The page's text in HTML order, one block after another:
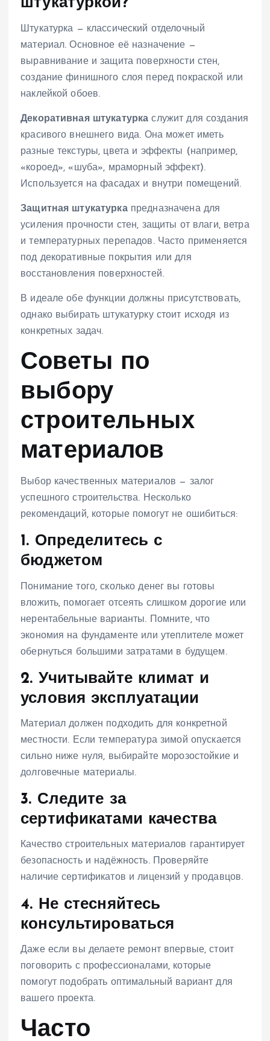
штукатуркой?
Штукатурка — классический отделочный
материал. Основное её назначение —
выравнивание и защита поверхности стен,
создание финишного слоя перед покраской или
наклейкой обоев.
Декоративная штукатурка служит для создания
красивого внешнего вида. Она может иметь
разные текстуры, цвета и эффекты (например,
«короед», «шуба», мраморный эффект).
Используется на фасадах и внутри помещений.
Защитная штукатуркапредназначена для
усиления прочности стен, защиты от влаги, ветра
и температурных перепадов. Часто применяется
под декоративные покрытия или для
восстановления поверхностей.
В идеале обе функции должны присутствовать,
однако выбирать штукатурку стоит исходя из
конкретных задач.
Советы по
выбору
строительных
материалов
Выбор качественных материалов — залог
успешного строительства. Несколько
рекомендаций, которые помогут не ошибиться:
1. Определитесь с
бюджетом
Понимание того, сколько денег вы готовы
вложить, помогает отсеять слишком дорогие или
нерентабельные варианты. Помните, что
экономия на фундаменте или утеплителе может
обернуться большими затратами в будущем.
2. Учитывайте климат и
условия эксплуатации
Материал должен подходить для конкретной
местности. Если температура зимой опускается
сильно ниже нуля, выбирайте морозостойкие и
долговечные материалы.
3. Следите за
сертификатами качества
Качество строительных материалов гарантирует
безопасность и надёжность. Проверяйте
наличие сертификатов и лицензий у продавцов.
4. Не стесняйтесь
консультироваться
Даже если вы делаете ремонт впервые, стоит
поговорить с профессионалами, которые
помогут подобрать оптимальный вариант для
вашего проекта.
Часто